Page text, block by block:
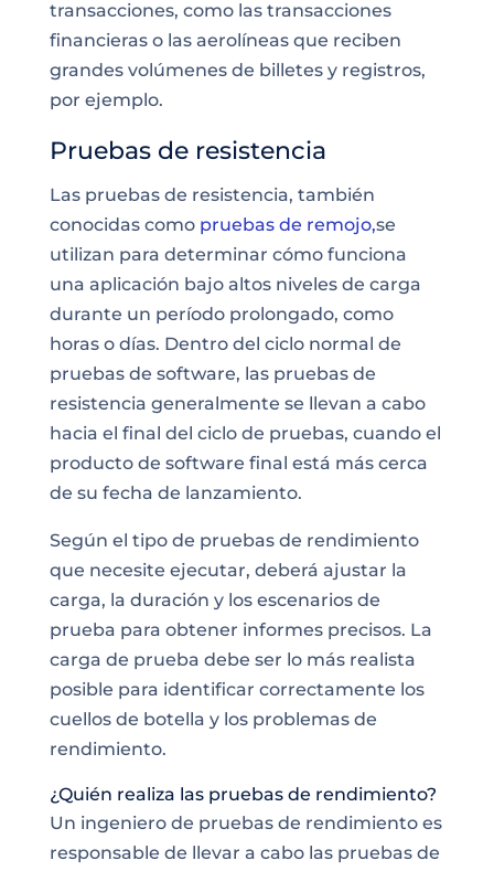
transacciones, como las transacciones
financieras o las aerolíneas que reciben
grandes volúmenes de billetes y registros,
por ejemplo.
Pruebas de resistencia
Las pruebas de resistencia, también
conocidas como pruebas de remojo,se
utilizan para determinar cómo funciona
una aplicación bajo altos niveles de carga
durante un período prolongado, como
horas o días. Dentro del ciclo normal de
pruebas de software, las pruebas de
resistencia generalmente se llevan a cabo
hacia el final del ciclo de pruebas, cuando el
producto de software final está más cerca
de su fecha de lanzamiento.
Según el tipo de pruebas de rendimiento
que necesite ejecutar, deberá ajustar la
carga, la duración y los escenarios de
prueba para obtener informes precisos. La
carga de prueba debe ser lo más realista
posible para identificar correctamente los
cuellos de botella y los problemasde
rendimiento.
¿Quién realiza las pruebas de rendimiento?
Un ingeniero de pruebas de rendimiento es
responsable de llevar a cabo las pruebas de